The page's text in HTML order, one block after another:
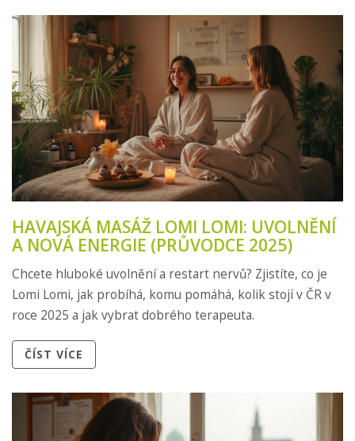
HAVAJSKÁ MASÁŽ LOMI LOMI: UVOLNĚNÍ
A NOVÁ ENERGIE (PRŮVODCE 2025)
Chcete hluboké uvolnění a restart nervů? Zjistíte, co je
Lomi Lomi, jak probíhá, komu pomáhá, kolik stojí v ČR v
roce 2025 a jak vybrat dobrého terapeuta.
ČÍST VÍCE